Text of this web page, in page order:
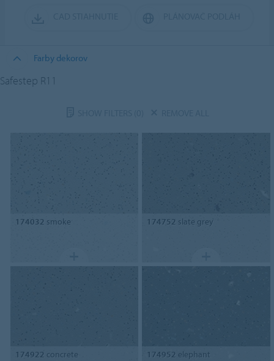
Farby dekorov
Safestep R11
174032 smoke 174752 slate grey
174922 concrete 174952 elephant